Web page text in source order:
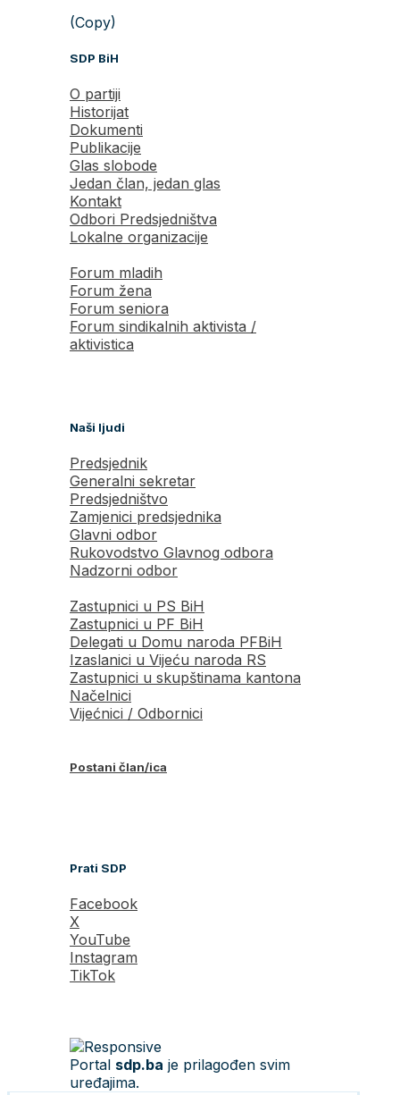
(Copy)
SDP BiH
O partiji
Historijat
Dokumenti
Publikacije
Glas slobode
Jedan član, jedan glas
Kontakt
Odbori Predsjedništva
Lokalne organizacije
Forum mladih
Forum žena
Forum seniora
Forum sindikalnih aktivista /
aktivistica
Naši ljudi
Predsjednik
Generalni sekretar
Predsjedništvo
Zamjenici predsjednika
Glavni odbor
Rukovodstvo Glavnog odbora
Nadzorni odbor
Zastupnici u PS BiH
Zastupnici u PF BiH
Delegati u Domu naroda PFBiH
Izaslanici u Vijeću naroda RS
Zastupnici u skupštinama kantona
Načelnici
Vijećnici / Odbornici
Postani član/ica
Prati SDP
Facebook
X
YouTube
Instagram
TikTok
Portal sdp.ba je prilagođen svim
uređajima.